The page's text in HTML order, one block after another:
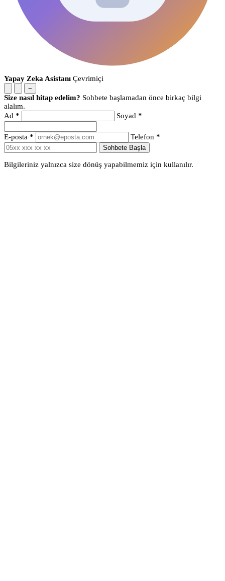
Yapay Zeka Asistanı Çevrimiçi
−
Size nasıl hitap edelim? Sohbete başlamadan önce birkaç bilgi
alalım.
Ad * Soyad *
E-posta * Telefon *
Sohbete Başla
Bilgileriniz yalnızca size dönüş yapabilmemiz için kullanılır.